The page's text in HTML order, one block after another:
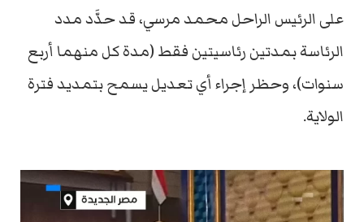
على الرئيس الراحل محمد مرسي، قد حدَّد مدد
الرئاسة بمدتين رئاسيتين فقط (مدة كل منهما أربع
سنوات)، وحظر إجراء أي تعديل يسمح بتمديد فترة
الولاية.